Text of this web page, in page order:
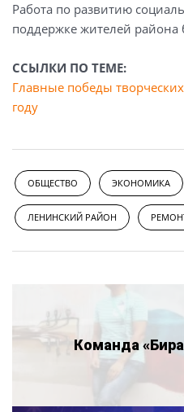
Работа по развитию
поддержке жителей района
ССЫЛКИ ПО ТЕМЕ:
Главные победы
году
ОБЩЕСТВО ЭКОНОМИКА
ЛЕНИНСКИЙ РАЙОН
Команда